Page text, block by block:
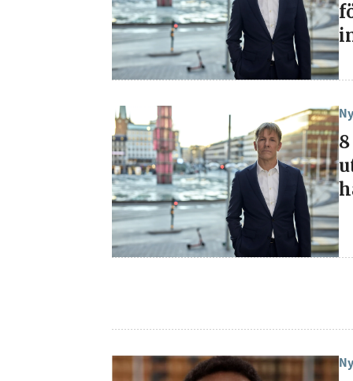
Få den